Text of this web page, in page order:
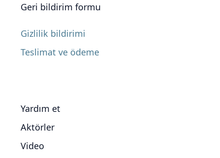
Geri bildirim formu
Gizlilik bildirimi
Teslimat ve ödeme
Yardım et
Aktörler
Video